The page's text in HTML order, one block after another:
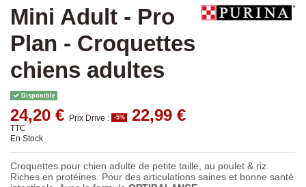
Mini Adult - Pro
Plan - Croquettes
chiens adultes
Disponible
24,20 € Prix Drive : -5% 22,99 €
TTC
En Stock
Croquettes pour chien adulte de petite taille, au poulet & riz.
Riches en protéines. Pour des articulations saines et bonne santé